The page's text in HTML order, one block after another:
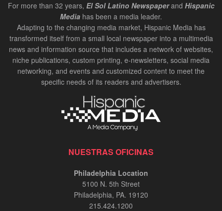
For more than 32 years, El Sol Latino Newspaperand Hispanic
Media has been a media leader.
Adapting to the changing media market, Hispanic Media has
transformed itself from a small local newspaper into a multimedia
news and information source that includes a network of websites,
niche publications, custom printing, e-newsletters, social media
networking, and events and customized content to meet the
specific needs of its readers and advertisers.
NUESTRAS OFICINAS
Philadelphia Location
5100 N. 5th Street
Philadelphia, PA. 19120
215.424.1200